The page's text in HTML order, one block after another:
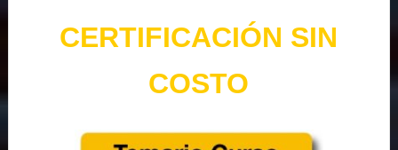
CERTIFICACIÓN SIN
COSTO